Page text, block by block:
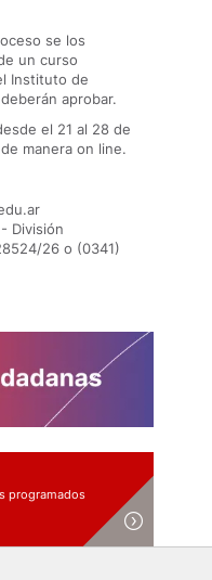
se los
un curso
Instituto de
aprobar.
el 21 al 28 de
manera on line.
División
26 o (0341)
programados